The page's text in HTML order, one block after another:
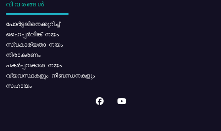
വിവരങ്ങൾ
പോര്‍ട്ടലിനെക്കുറിച്ച്
ഹൈപ്പർലിങ്ക് നയം
സ്വകാര്യതാ നയം
നിരാകരണം
പകർപ്പവകാശ നയം
വ്യവസ്ഥകളും നിബന്ധനകളും
സഹായം